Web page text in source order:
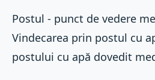
Postul - punct de vedere
Vindecarea prin postul cu
postului cu apă dovedit